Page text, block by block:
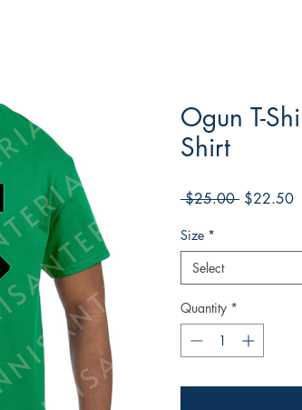
Ogun T-
Shirt
$25.00 Regular
$22.50
Size *
Select
Quantity *